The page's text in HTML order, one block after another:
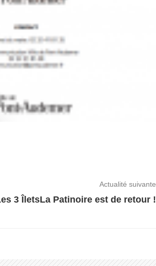
3 Îlets
Actualité suivante
La Patinoire est de retour !